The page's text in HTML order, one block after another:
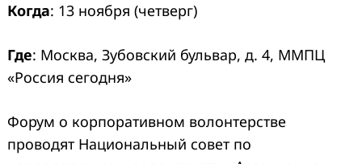
Когда: 13 ноября (четверг)
Где: Москва, Зубовский бульвар, д. 4, ММПЦ
«Россия сегодня»
Форум о корпоративном волонтерстве
проводят Национальный совет по